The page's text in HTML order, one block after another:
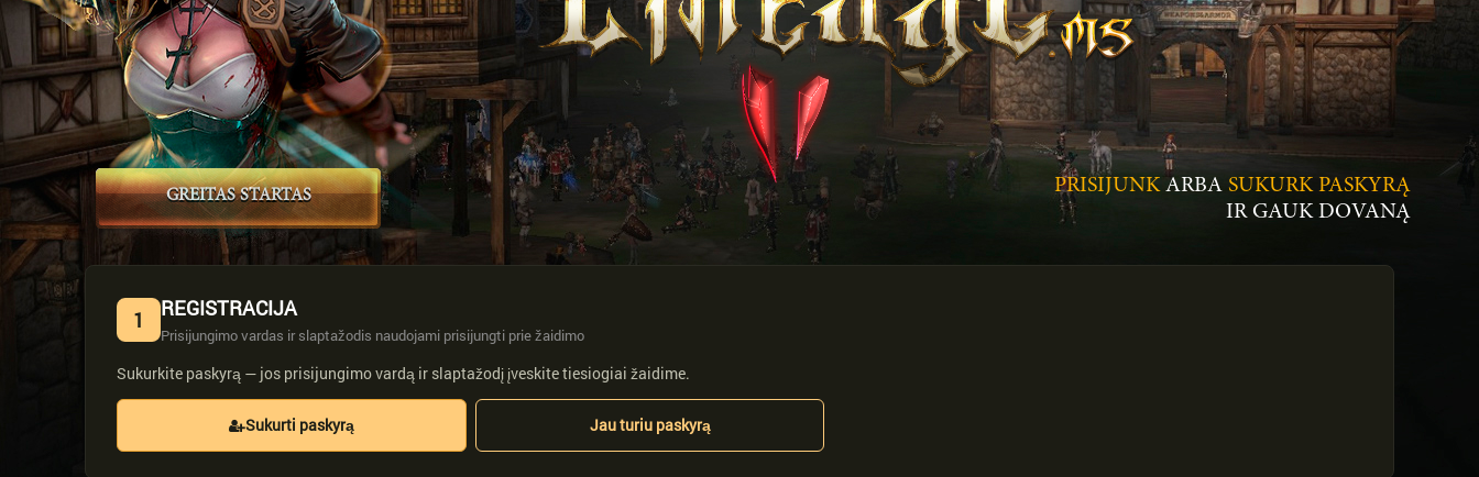
GREITAS STARTAS PRISIJUNKARBA SUKURK PASKYRĄ
IR GAUK DOVANĄ
1 REGISTRACIJA
Prisijungimo vardas ir slaptažodis naudojami prisijungti prie žaidimo
Sukurkite paskyrą — jos prisijungimo vardą ir slaptažodį įveskite tiesiogiai žaidime.
Sukurti paskyrą Jau turiu paskyrą